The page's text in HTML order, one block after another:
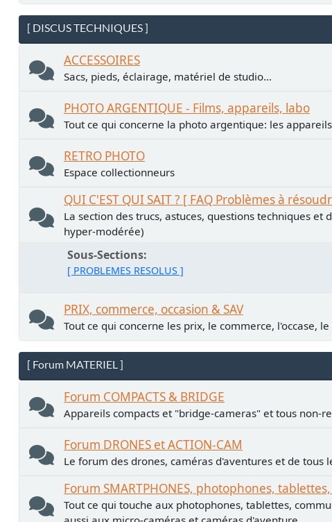
[ DISCUS TECHNIQUES ]
ACCESSOIRES
Sacs, pieds, éclairage, matériel de studio...
PHOTO ARGENTIQUE - Films, appareils, labo
Tout ce qui concerne la photo argentique: les
RETRO PHOTO
Espace collectionneurs
QUI C'EST QUI SAIT ? [ FAQ Problèmes à
La section des trucs, astuces, questions techniques et
hyper-modérée)
Sous-Sections
[ PROBLEMES RESOLUS ]
PRIX, commerce, occasion & SAV
Tout ce qui concerne les prix, le commerce, l'occase, le
[ Forum MATERIEL ]
Forum COMPACTS & BRIDGE
Appareils compacts et "bridge-cameras" et tous non-
Forum DRONES et ACTION-CAM
Le forum des drones, caméras d'aventures et de tous
Forum SMARTPHONES, photophones,
Tout ce qui touche aux photophones, tablettes,